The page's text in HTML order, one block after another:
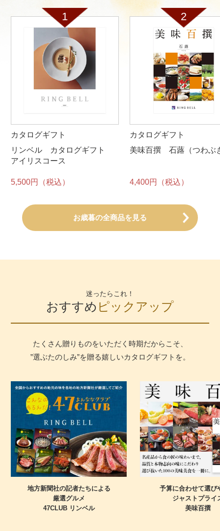
1
カタログギフト
リンベル カタログギフト
アイリスコース
5,500円（税込）
2
カタログギフト
美味百撰 石蕗（つわぶ
4,400円（税込）
お歳暮の全商品を見る
迷ったらこれ！
おすすめ ピックアップ
たくさん贈りものをいただく時期だからこそ、
”選ぶたのしみ”を贈る嬉しいカタログギフトを。
地方新聞社の記者たちによる
厳選グルメ
47CLUB リンベル
予算に合わせて選び
ジャストプライ
美味百撰